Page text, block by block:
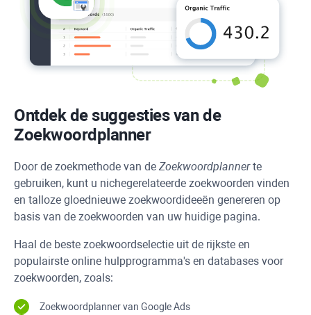
Ontdek de suggesties van de
Zoekwoordplanner
Door de zoekmethode van de Zoekwoordplannerte
gebruiken, kunt u nichegerelateerde zoekwoorden vinden
en talloze gloednieuwe zoekwoordideeën genereren op
basis van de zoekwoorden van uw huidige pagina.
Haal de beste zoekwoordselectie uit de rijkste en
populairste online hulpprogramma's en databases voor
zoekwoorden, zoals:
Zoekwoordplanner van Google Ads